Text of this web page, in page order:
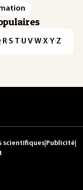
· R·S·T·U·V·W·X·Y·Z
scientifiques Publicité